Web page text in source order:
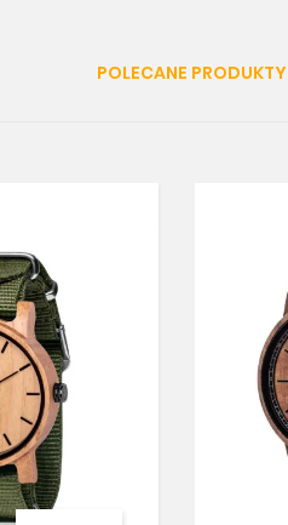
POLECANE PRODUKTY